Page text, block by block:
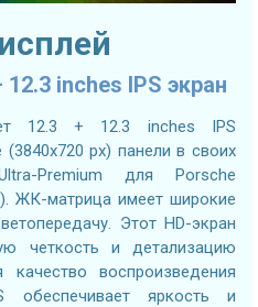
inches IPS экран
12.3 + 12.3 inches IPS
px) панели в своих
Premium для Porsche
ЖК-матрица имеет широкие
Этот HD-экран
четкость и детализацию
качество воспроизведения
обеспечивает яркость и